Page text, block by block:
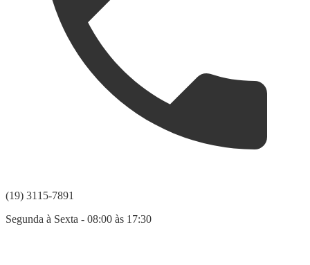
(19) 3115-7891
Segunda à Sexta - 08:00 às 17:30